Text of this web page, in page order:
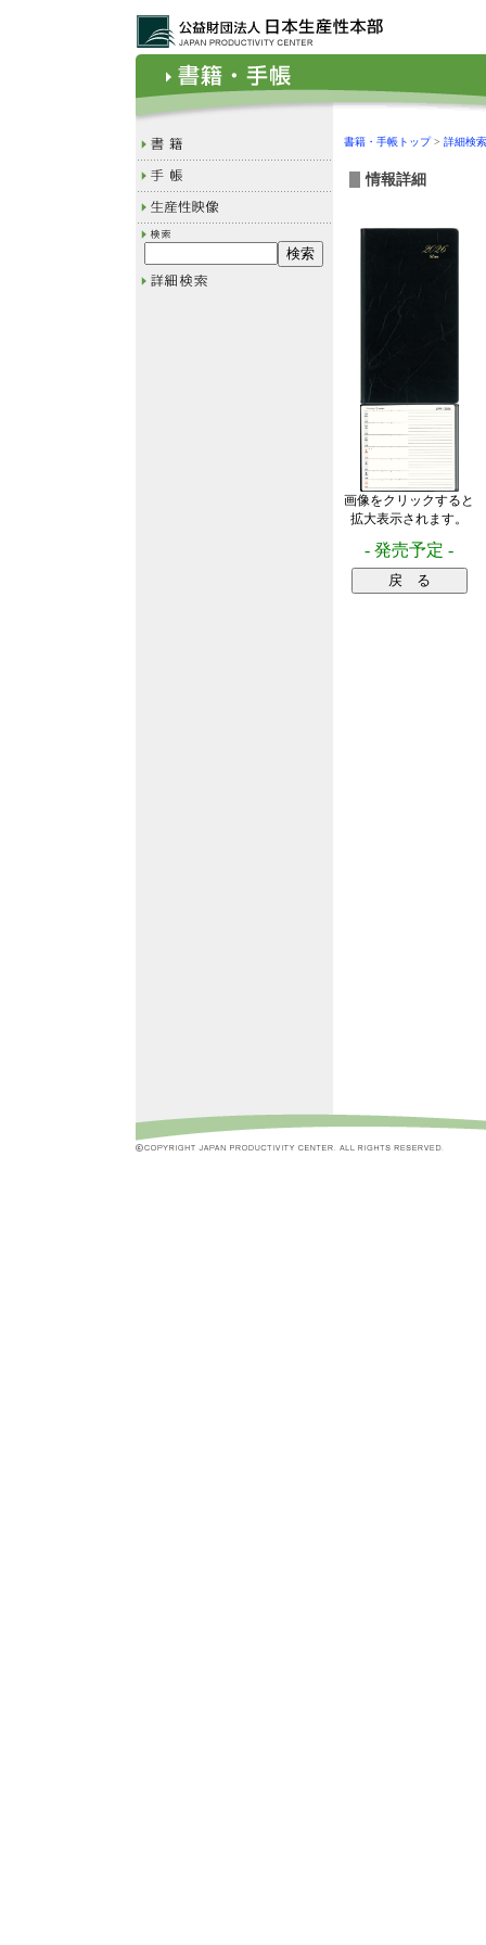
書籍・手帳トップ> 詳細検索
情報詳細
画像をクリックすると
拡大表示されます。
- 発売予定 -